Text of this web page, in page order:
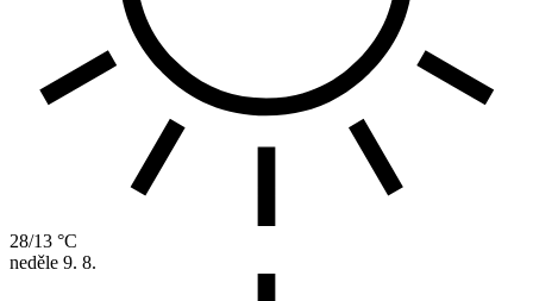
28/13 °C
neděle 9. 8.